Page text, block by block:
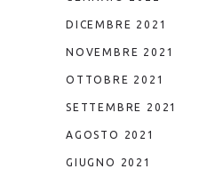
DICEMBRE 2021
NOVEMBRE 2021
OTTOBRE 2021
SETTEMBRE 2021
AGOSTO 2021
GIUGNO 2021